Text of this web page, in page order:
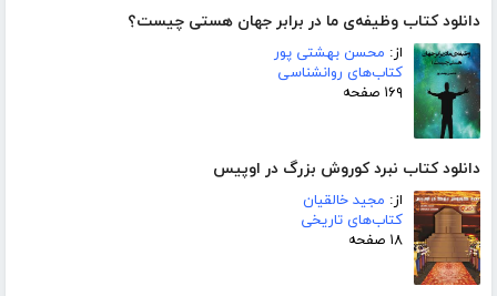
دانلود کتاب وظیفه‌ی ما در برابر جهان هستی چیست؟
از: محسن بهشتی پور
کتاب‌های روانشناسی
۱۶۹ صفحه
دانلود کتاب نبرد کوروش بزرگ در اوپیس
از: مجید خالقیان
کتاب‌های تاریخی
۱۸ صفحه